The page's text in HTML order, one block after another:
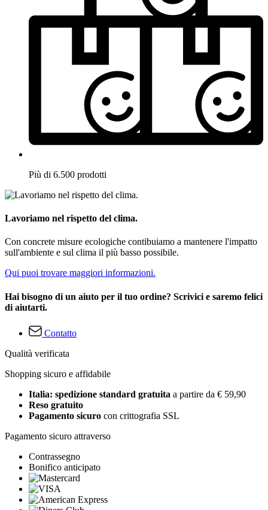
Più di 6.500 prodotti
Lavoriamo nel rispetto del clima.
Con concrete misure ecologiche contibuiamo a mantenere l'impatto
sull'ambiente e sul clima il più basso possibile.
Qui puoi trovare maggiori informazioni.
Hai bisogno di un aiuto per il tuo ordine? Scrivici e saremo felici
di aiutarti.
Contatto
Qualità verificata
Shopping sicuro e affidabile
Italia: spedizione standard gratuita a partire da € 59,90
Reso gratuito
Pagamento sicuro con crittografia SSL
Pagamento sicuro attraverso
Contrassegno
Bonifico anticipato